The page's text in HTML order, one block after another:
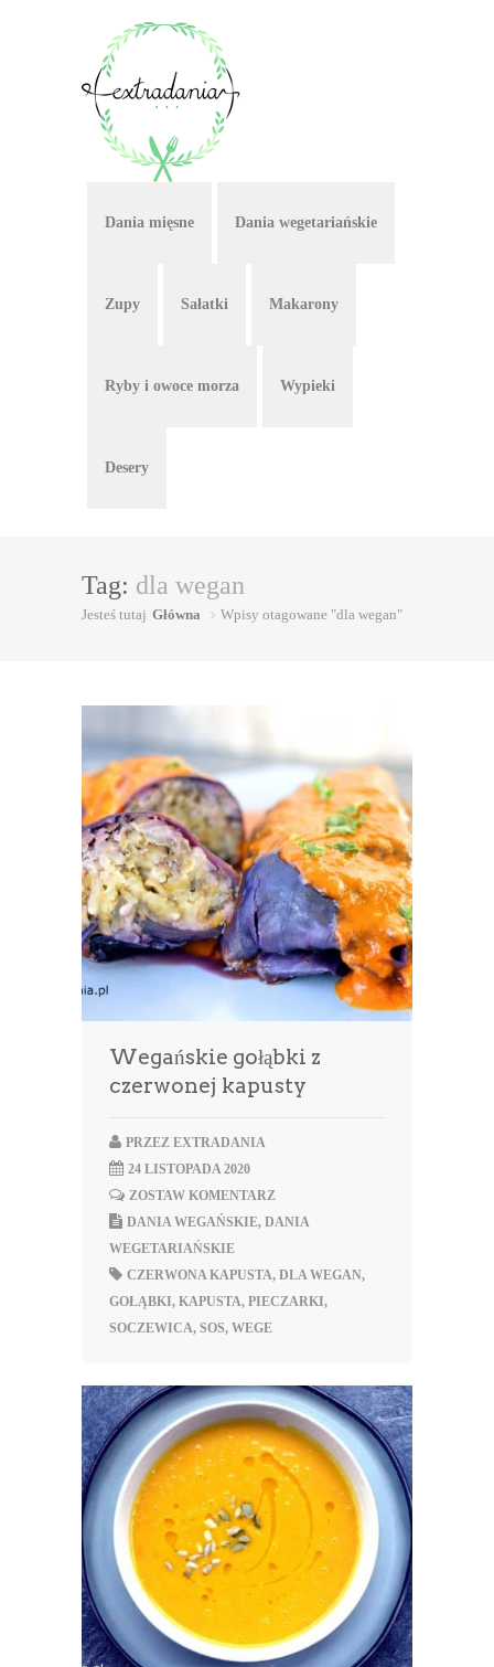
Dania mięsne Dania wegetariańskie
Zupy Sałatki Makarony
Ryby i owoce morza Wypieki
Desery
Tag: dla wegan
Jesteś tutaj Główna Wpisy otagowane "dla wegan"
Wegańskie gołąbki z
czerwonej kapusty
PRZEZ EXTRADANIA
24 LISTOPADA 2020
ZOSTAW KOMENTARZ
DANIA WEGAŃSKIE, DANIA
WEGETARIAŃSKIE
CZERWONA KAPUSTA, DLA WEGAN,
GOŁĄBKI, KAPUSTA, PIECZARKI,
SOCZEWICA, SOS, WEGE